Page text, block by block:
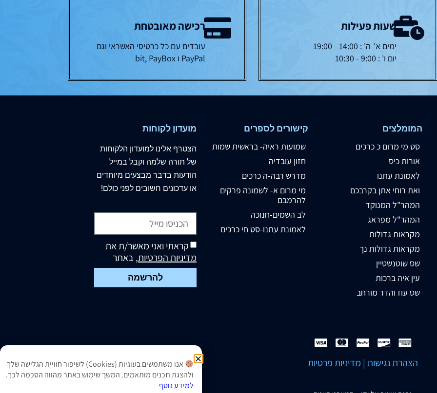
שעות פעילות
ימים א'-ה' : 14:00 - 19:00
יום ו' : 9:00 - 10:30
רכישה מאובטחת
עובדים עם כל כרטיסי האשראי וגם
PayPal ו bit, PayBox
המומלצים
סט מי מרום כ כרכים
אורות כיס
לאמונת עתנו
ואת רוחי אתן בקרבכם
המהר"ל המנוקד
המהר"ל מפראג
מקראות גדולות
מקראות גדולות נך
שס שוטנשטיין
עין איה ברכות
שס עוז והדר מורחב
קישורים לספרים
שמועות ראיה- בראשית שמות
חזון עובדיה
מדרש רבה-ה כרכים
מי מרום א- לשמונה פרקים
להרמבם
לב השמים-חנוכה
לאמונת עתנו-סט חי כרכים
מועדון לקוחות
הצטרף אלינו למועדון הלקוחות
של תורה שלמה וקבל במייל
הודעות בדבר מבצעים מיוחדים
או עדכונים חשובים לפני כולם!
קראתי ואני מאשר/ת את
מדיניות הפרטיות, באתר
להרשמה
הצהרת נגישות | מדיניות פרטיות
אנו משתמשים בעוגיות (Cookies) לשיפור חוויית הגלישה שלך
ולהצגת תכנים מותאמים. המשך שימוש באתר מהווה הסכמה לכך.
למידע נוסף